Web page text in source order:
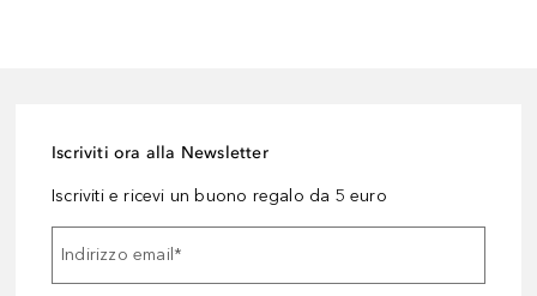
Iscriviti ora alla Newsletter
Iscriviti e ricevi un buono regalo da 5 euro
Indirizzo email*